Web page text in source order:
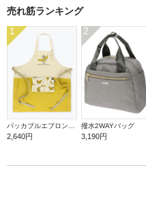
売れ筋ランキング
1
2,640円
2
撥水2WAYバッグ
3,190円